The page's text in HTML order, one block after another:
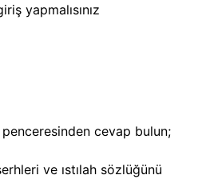
yapmalısınız
penceresinden cevap bulun;
ve ıstılah sözlüğünü